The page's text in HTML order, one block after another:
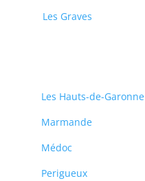
Les Graves
Les Hauts-de-Garonne
Marmande
Médoc
Perigueux